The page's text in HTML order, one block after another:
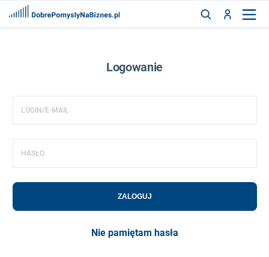
SZUKAJ
ZALOGUJ
ZAREJESTRUJ
FRANCZYZY
Logowanie
LOGIN/E-MAIL
HASŁO
ZALOGUJ
Nie pamiętam hasła